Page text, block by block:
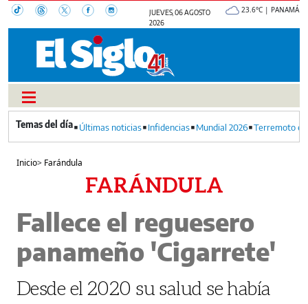
JUEVES, 06 AGOSTO
2026
23.6°C | PANAMÁ
Últimas noticias Infidencias Mundial 2026 Terremoto
Inicio> Farándula
FARÁNDULA
Fallece el reguesero
panameño 'Cigarrete'
Desde el 2020 su salud se había